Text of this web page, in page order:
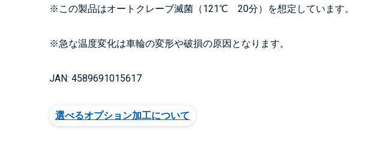
※この製品はオートクレーブ滅菌（121℃ 20分）を想定しています。
※急な温度変化は車輪の変形や破損の原因となります。
JAN: 4589691015617
選べるオプション加工について